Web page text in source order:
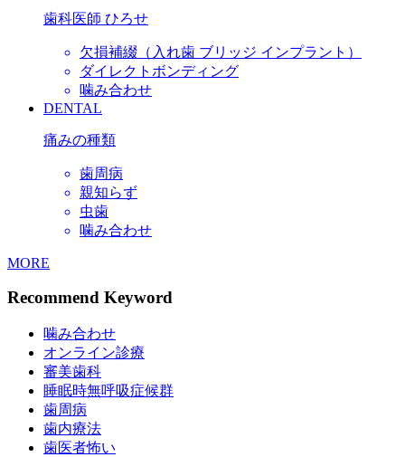
歯科医師 ひろせ
欠損補綴（入れ歯 ブリッジ インプラント）
ダイレクトボンディング
噛み合わせ
DENTAL
痛みの種類
歯周病
親知らず
虫歯
噛み合わせ
MORE
Recommend Keyword
噛み合わせ
オンライン診療
審美歯科
睡眠時無呼吸症候群
歯周病
歯内療法
歯医者怖い